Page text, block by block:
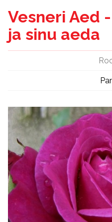
Vesneri Aed
ja sinu aeda